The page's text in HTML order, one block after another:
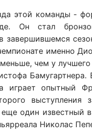
этой команды -
Он стал
завершившемся
именно
чем у лучшего
Бамугартнера.
играет опытный
выступления
один известный
Николас